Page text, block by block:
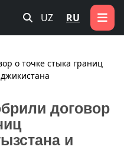
UZ RU
о точке стыка границ
договор
и